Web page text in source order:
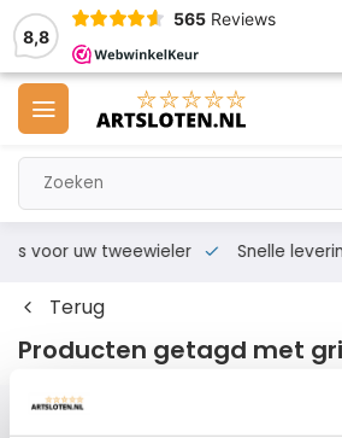
8,8
565 Reviews
voor uw tweewieler Snelle levering
Terug
Producten getagd met